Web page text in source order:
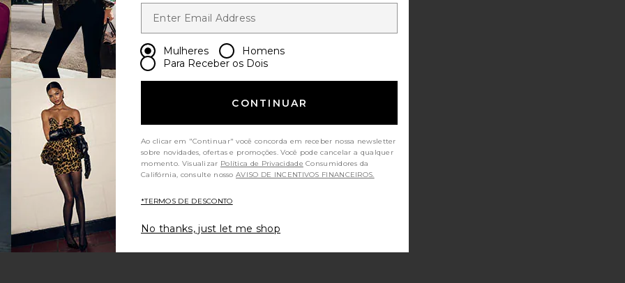
price:
Short
TopTop
Mulheres
Homens
Para Receber os Dois
CONTINUAR
Ao clicar em "Continuar" você concorda em receber nossa newsletter
sobre novidades, ofertas e promoções. Você pode cancelar a qualquer
momento. Visualizar Política de Privacidade Consumidores da
Califórnia, consulte nossoAVISO DE INCENTIVOS FINANCEIROS.
*TERMOS DE DESCONTO
No thanks, just let me shop